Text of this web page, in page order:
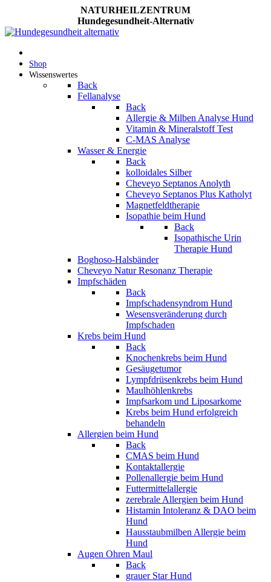
NATURHEILZENTRUM
Hundegesundheit-Alternativ
Shop
Wissenswertes
Back
Fellanalyse
Back
Allergie & Milben Analyse Hund
Vitamin & Mineralstoff Test
C-MAS Analyse
Wasser & Energie
Back
kolloidales Silber
Cheveyo Septanos Anolyth
Cheveyo Septanos Plus Katholyt
Magnetfeldtherapie
Isopathie beim Hund
Back
Isopathische Urin
Therapie Hund
Boghoso-Halsbänder
Cheveyo Natur Resonanz Therapie
Impfschäden
Back
Impfschadensyndrom Hund
Wesensveränderung durch
Impfschaden
Krebs beim Hund
Back
Knochenkrebs beim Hund
Gesäugetumor
Lympfdrüsenkrebs beim Hund
Maulhöhlenkrebs
Impfsarkom und Liposarkome
Krebs beim Hund erfolgreich
behandeln
Allergien beim Hund
Back
CMAS beim Hund
Kontaktallergie
Pollenallergie beim Hund
Futtermittelallergie
zerebrale Allergien beim Hund
Histamin Intoleranz & DAO beim
Hund
Hausstaubmilben Allergie beim
Hund
Augen Ohren Maul
Back
grauer Star Hund